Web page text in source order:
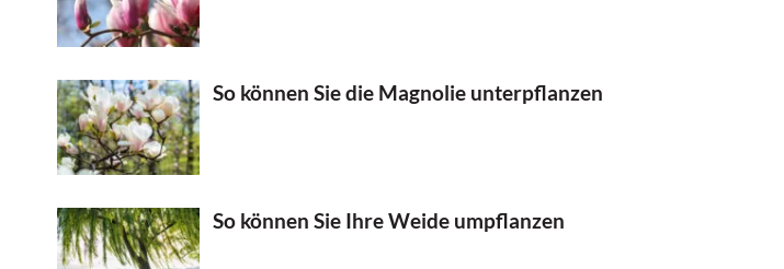
So können Sie die Magnolie unterpflanzen
So können Sie Ihre Weide umpflanzen